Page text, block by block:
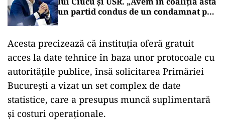
un partid condus de un condamnat pe
Acesta precizează că instituția oferă gratuit
acces la date tehnice în baza unor protocoale cu
autoritățile publice, însă solicitarea Primăriei
București a vizat un set complex de date
statistice, care a presupus muncă suplimentară
și costuri operaționale.